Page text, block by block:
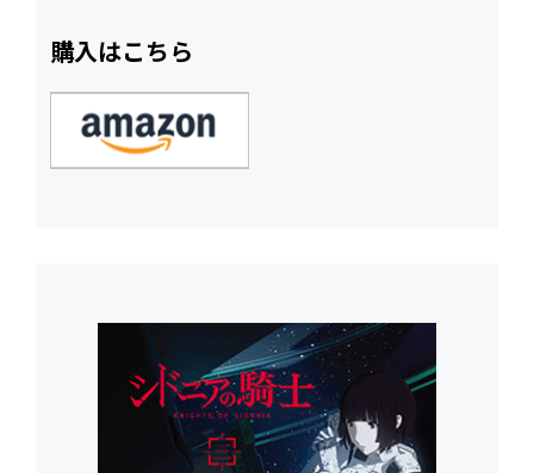
購入はこちら